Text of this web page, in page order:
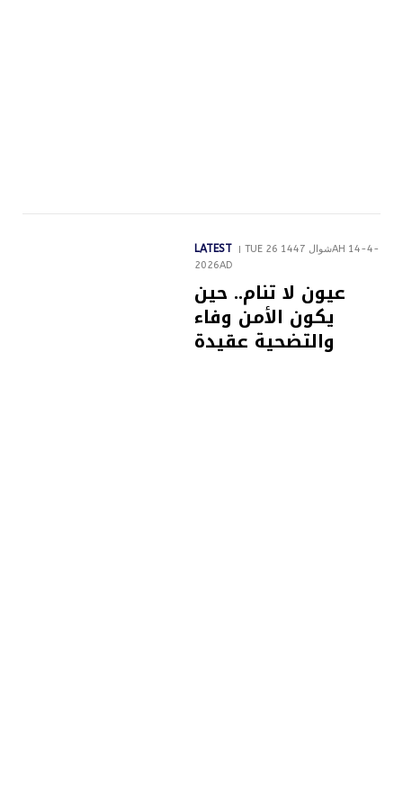
LATEST
TUE 26 شوال 1447AH 14-4-
2026AD
عيون لا تنام.. حين
يكون الأمن وفاء
والتضحية عقيدة